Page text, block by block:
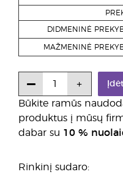
Būkite ramūs
produktus į mūsų
dabar su 10 %
Rinkinį sudaro:
DIDMENINĖ
MAŽMENINĖ